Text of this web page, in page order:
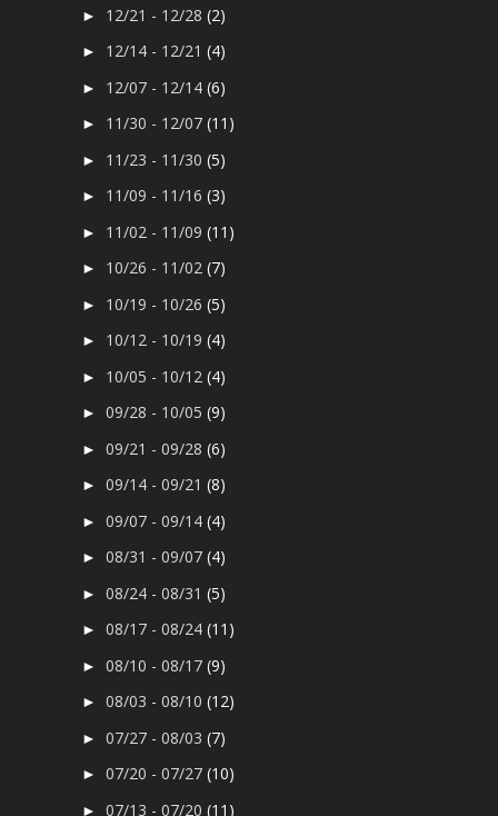
► 12/21 - 12/28(2)
► 12/14 - 12/21(4)
► 12/07 - 12/14(6)
► 11/30 - 12/07(11)
► 11/23 - 11/30(5)
► 11/09 - 11/16(3)
► 11/02 - 11/09(11)
► 10/26 - 11/02(7)
► 10/19 - 10/26(5)
► 10/12 - 10/19(4)
► 10/05 - 10/12(4)
►09/28 - 10/05(9)
►09/21 - 09/28(6)
►09/14 - 09/21(8)
►09/07 - 09/14(4)
►08/31 - 09/07(4)
►08/24 - 08/31(5)
►08/17 - 08/24(11)
►08/10 - 08/17(9)
►08/03 - 08/10(12)
►07/27 - 08/03(7)
►07/20 - 07/27(10)
►07/13 - 07/20(11)